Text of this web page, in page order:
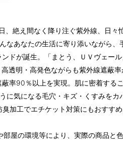
絶え間なく降り注ぐ紫外線、日々
なあなたの生活に寄り添いながら、
ドが誕生。「まとう、ＵＶヴェール
透明・高発色ながらも紫外線遮蔽率
率90％以上を実現。肌に密着する
に気になる毛穴・キズ・くすみをカ
加工でエチケット対策にもおすすめ
屋の環境等により、実際の商品と